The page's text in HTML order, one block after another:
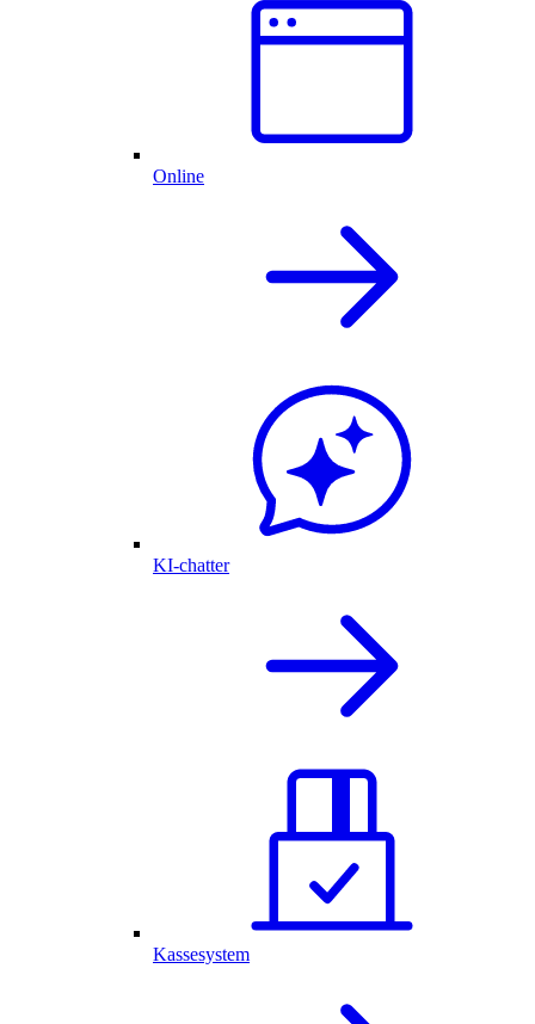
Online
KI-chatter
Kassesystem